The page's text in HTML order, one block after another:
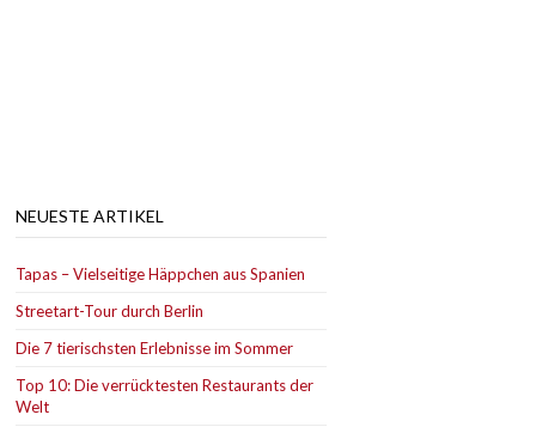
NEUESTE ARTIKEL
Tapas – Vielseitige Häppchen aus Spanien
Streetart-Tour durch Berlin
Die 7 tierischsten Erlebnisse im Sommer
Top 10: Die verrücktesten Restaurants der
Welt